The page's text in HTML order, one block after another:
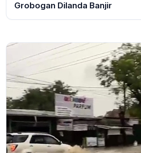
Grobogan Dilanda Banjir